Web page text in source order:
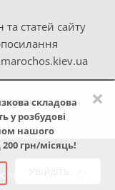
×
складова
у розбудові
нашого
грн/місяць!
статей сайту